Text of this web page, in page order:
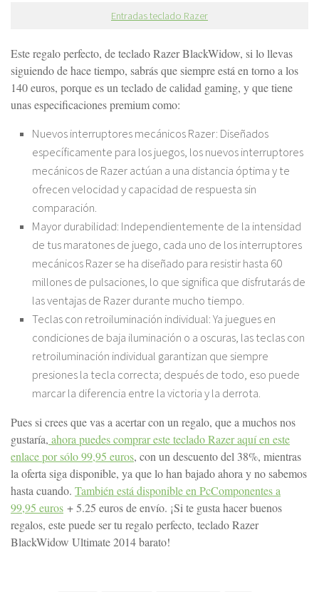
Entradas teclado Razer
Este regalo perfecto, de teclado Razer BlackWidow, si lo llevas
siguiendo de hace tiempo, sabrás que siempre está en torno a los
140 euros, porque es un teclado de calidad gaming, y que tiene
unas especificaciones premium como:
Nuevos interruptores mecánicos Razer: Diseñados
específicamente para los juegos, los nuevos interruptores
mecánicos de Razer actúan a una distancia óptima y te
ofrecen velocidad y capacidad de respuesta sin
comparación.
Mayor durabilidad: Independientemente de la intensidad
de tus maratones de juego, cada uno de los interruptores
mecánicos Razer se ha diseñado para resistir hasta 60
millones de pulsaciones, lo que significa que disfrutarás de
las ventajas de Razer durante mucho tiempo.
Teclas con retroiluminación individual: Ya juegues en
condiciones de baja iluminación o a oscuras, las teclas con
retroiluminación individual garantizan que siempre
presiones la tecla correcta; después de todo, eso puede
marcar la diferencia entre la victoria y la derrota.
Pues si crees que vas a acertar con un regalo, que a muchos nos
gustaría, ahora puedes comprar este teclado Razer aquí en este
enlace por sólo 99,95 euros, con un descuento del 38%, mientras
la oferta siga disponible, ya que lo han bajado ahora y no sabemos
hasta cuando. También está disponible en PcComponentes a
99,95 euros + 5.25 euros de envío. ¡Si te gusta hacer buenos
regalos, este puede ser tu regalo perfecto, teclado Razer
BlackWidow Ultimate 2014 barato!